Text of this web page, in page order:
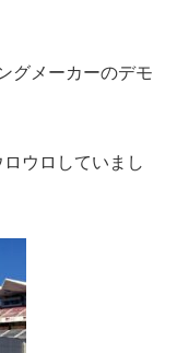
グメーカーのデモ
ウロしていまし